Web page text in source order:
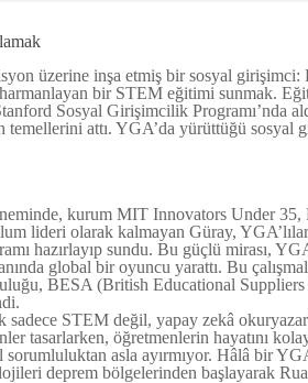
üzerine inşa etmiş bir sosyal
bir STEM eğitimi sunmak.
Sosyal Girişimcilik Programı’nda
temellerini attı. YGA’da yürüttüğü
kurum MIT Innovators Under
lideri olarak kalmayan Güray,
hazırlayıp sundu. Bu güçlü mirası,
global bir oyuncu yarattı. Bu
BESA (British Educational Suppliers
sadece STEM değil, yapay zekâ
tasarlarken, öğretmenlerin hayatını
asla ayırmıyor. Hâlâ bir
deprem bölgelerinden başlayarak